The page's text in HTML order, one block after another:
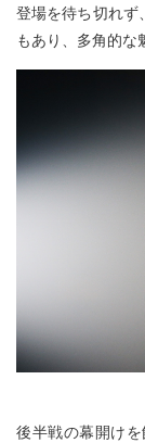
登場を待ち切れず
もあり、多角的な
後半戦の幕開け